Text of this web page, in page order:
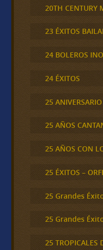
20TH CENTURY
23 ÉXITOS
24 BOLEROS
24 ÉXITOS
25 ANIVERSARIO
25 AÑOS
25 AÑOS CON
25 ÉXITOS –
25 Grandes
25 Grandes
25 TROPICALES